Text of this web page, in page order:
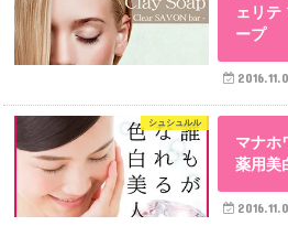
ェリテ
ープ
シュシュルル
マナホ
薬用美